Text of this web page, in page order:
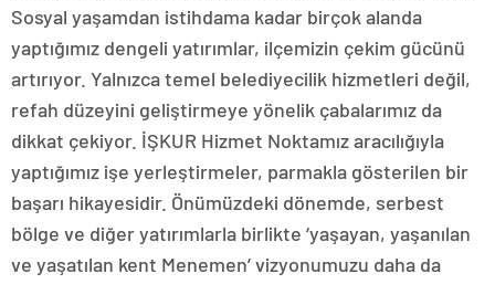
Sosyal yaşamdan istihdama kadar birçok alanda
yaptığımız dengeli yatırımlar, ilçemizin çekim gücünü
artırıyor. Yalnızca temel belediyecilik hizmetleri değil,
refah düzeyini geliştirmeye yönelik çabalarımız da
dikkat çekiyor. İŞKUR Hizmet Noktamız aracılığıyla
yaptığımız işe yerleştirmeler, parmakla gösterilen bir
başarı hikayesidir. Önümüzdeki dönemde, serbest
bölge ve diğer yatırımlarla birlikte ‘yaşayan, yaşanılan
ve yaşatılan kent Menemen’ vizyonumuzu daha da